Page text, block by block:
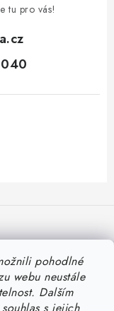
pohodlné
webu neustále
Dalším
a zákon
Obchodní podmínky
tu pro vás!